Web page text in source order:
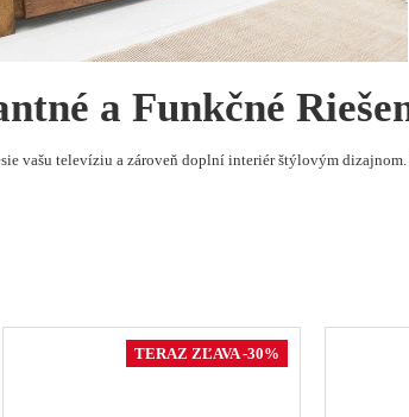
a Funkčné
vašu televíziu a zároveň doplní interiér štýlovým
TERAZ ZĽAVA -30%